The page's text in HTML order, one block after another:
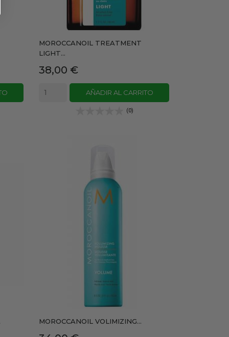
MOROCCANOIL TREATMENT
LIGHT...
Precio
38,00 €
AÑADIR AL CARRITO
(0)
MOROCCANOIL VOLIMIZING...